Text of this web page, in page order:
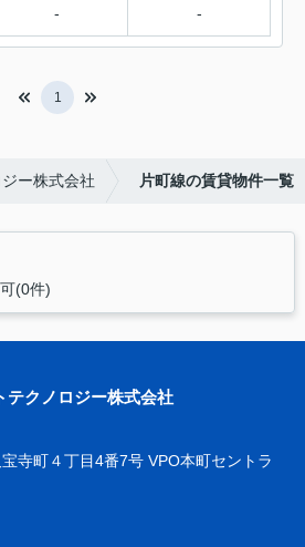
- -
1
ー株式会社 片町線の賃貸物件一覧
(0件)
テクノロジー株式会社
寺町４丁目4番7号 VPO本町セントラ